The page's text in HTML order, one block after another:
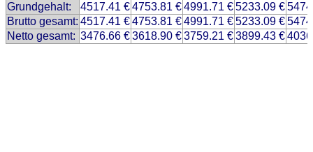
Grundgehalt:
4517.41 €4753.81 €4991.71 €5233.09 €
Brutto gesamt: 4517.41 €4753.81 €4991.71 €5233.09 €
Netto gesamt: 3476.66 €3618.90 €3759.21 €3899.43 €